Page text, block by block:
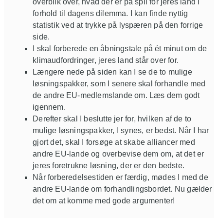
overblik over, hvad der er på spil for jeres land i
forhold til dagens dilemma. I kan finde nyttig
statistik ved at trykke på lyspæren på den forrige
side.
I skal forberede en åbningstale på ét minut om de
klimaudfordringer, jeres land står over for.
Længere nede på siden kan I se de to mulige
løsningspakker, som I senere skal forhandle med
de andre EU-medlemslande om. Læs dem godt
igennem.
Derefter skal I beslutte jer for, hvilken af de to
mulige løsningspakker, I synes, er bedst. Når I har
gjort det, skal I forsøge at skabe alliancer med
andre EU-lande og overbevise dem om, at det er
jeres foretrukne løsning, der er den bedste.
Når forberedelsestiden er færdig, mødes I med de
andre EU-lande om forhandlingsbordet. Nu gælder
det om at komme med gode argumenter!